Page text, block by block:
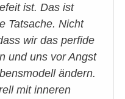
ist. Das ist
Tatsache. Nicht
wir das perfide
und uns vor Angst
ändern.
mit inneren